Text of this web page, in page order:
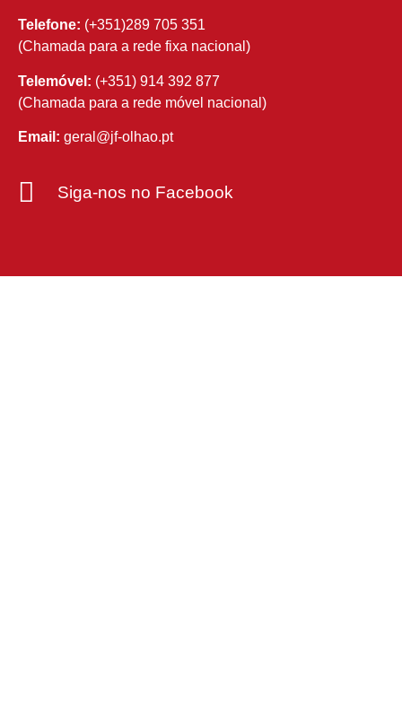
Telefone: (+351)289 705 351
(Chamada para a rede fixa nacional)
Telemóvel: (+351) 914 392 877
(Chamada para a rede móvel nacional)
Email: geral@jf-olhao.pt
Siga-nos no Facebook